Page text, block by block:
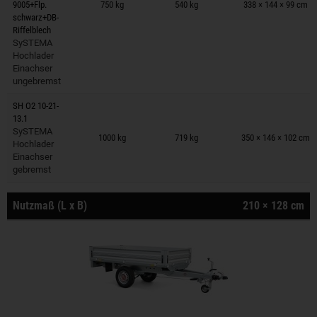
9005+Flp.
schwarz+DB-
Riffelblech
SySTEMA
Hochlader
Einachser
ungebremst
750 kg 540 kg 338 × 144 × 99 cm
SH O2 10-21-
13.1
SySTEMA
Hochlader
Einachser
gebremst
1000 kg 719 kg 350 × 146 × 102 cm
Anhänger auf Merkzettel
Nutzmaß (L x B) 210 × 128 cm